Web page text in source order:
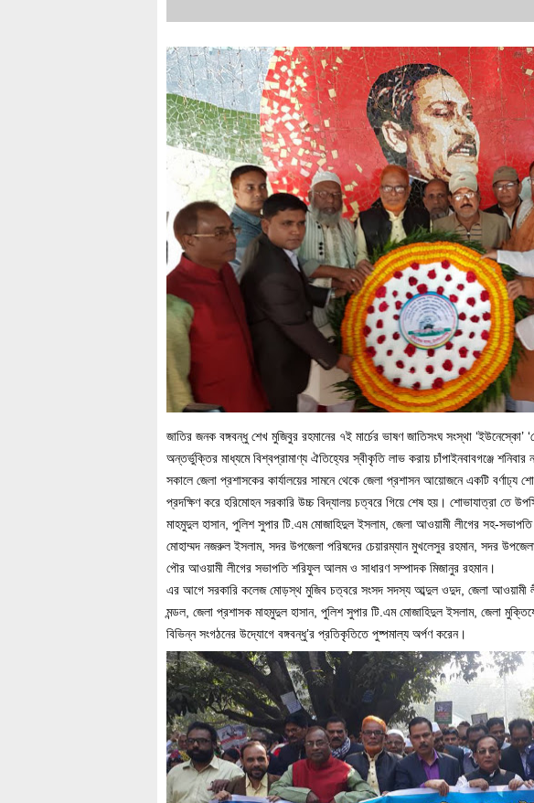
জাতির জনক বঙ্গবন্ধু শেখ মুজিবুর রহমানের ৭ই মার্চের ভাষণ জাতিসংঘ সংস্থা ‘ইউনেস্কো’
অন্তর্ভুক্তির মাধ্যমে বিশ্বপ্রামাণ্য ঐতিহ্যের স্বীকৃতি লাভ করায় চাঁপাইনবাবগঞ্জে শনিবার
সকালে জেলা প্রশাসকের কার্যালয়ের সামনে থেকে জেলা প্রশাসন আয়োজনে একটি বর্ণাঢ্য
প্রদক্ষিণ করে হরিমোহন সরকারি উচ্চ বিদ্যালয় চত্বরে গিয়ে শেষ হয়। শোভাযাত্রা তে
মাহমুদুল হাসান, পুলিশ সুপার টি.এম মোজাহিদুল ইসলাম, জেলা আওয়ামী লীগের সহ-
মোহাম্মদ নজরুল ইসলাম, সদর উপজেলা পরিষদের চেয়ারম্যান মুখলেসুর রহমান, সদর
পৌর আওয়ামী লীগের সভাপতি শরিফুল আলম ও সাধারণ সম্পাদক মিজানুর রহমান।
এর আগে সরকারি কলেজ মোড়স্থ মুজিব চত্বরে সংসদ সদস্য আব্দুল ওদুদ, জেলা আওয়ামী
মন্ডল, জেলা প্রশাসক মাহমুদুল হাসান, পুলিশ সুপার টি.এম মোজাহিদুল ইসলাম, জেলা
বিভিন্ন সংগঠনের উদ্যোগে বঙ্গবন্ধু’র প্রতিকৃতিতে পুষ্পমাল্য অর্পণ করেন।